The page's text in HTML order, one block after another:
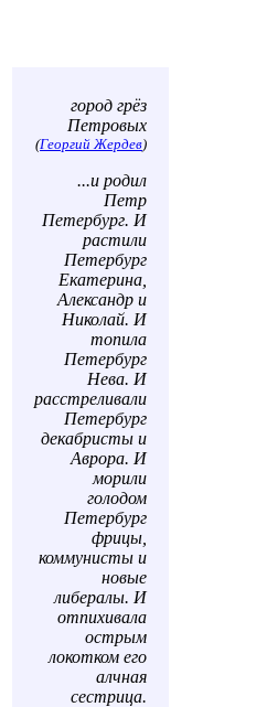
город грёз
Петровых
(Георгий Жердев)
...и родил
Петр
Петербург. И
растили
Петербург
Екатерина,
Александр и
Николай. И
топила
Петербург
Нева. И
расстреливали
Петербург
декабристы и
Аврора. И
морили
голодом
Петербург
фрицы,
коммунисты и
новые
либералы. И
отпихивала
острым
локотком его
алчная
сестрица.